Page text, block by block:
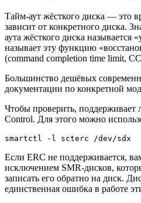
Тайм-аут жёсткого диска — это
зависит от конкретного диска.
аута жёсткого диска
называет эту функцию
(command completion time limit,
Большинство дешёвых
документации по конкретной
Чтобы проверить,
Control. Для этого можно
smartctl -l scterc /dev/sdx
Если ERC не поддерживается,
исключением SMR-дисков,
записать его обратно на диск.
единственная ошибка в работе